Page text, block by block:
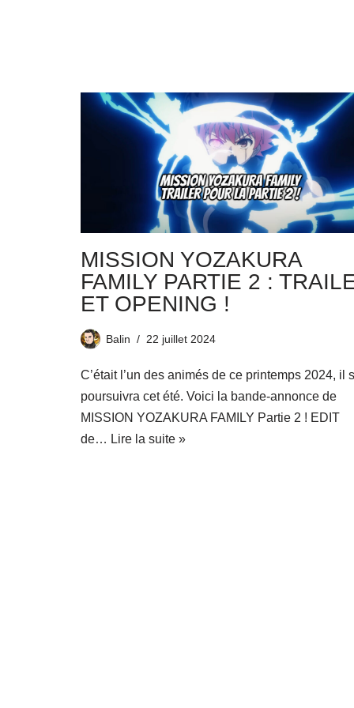
MISSION YOZAKURA
FAMILY PARTIE 2 :
ET OPENING !
Balin 22 juillet 2024
C’était l’un des animés de ce printemps 2024, il
poursuivra cet été. Voici la bande-annonce de
MISSION YOZAKURA FAMILY Partie 2 ! EDIT
de… Lire la suite »